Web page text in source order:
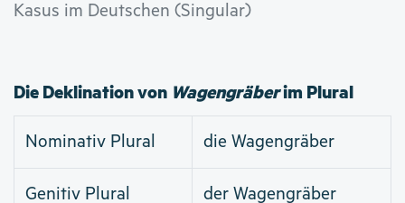
Kasus im Deutschen (Singular)
Die Deklination von Wagengräberim Plural
Nominativ Plural die Wagengräber
Genitiv Plural der Wagengräber